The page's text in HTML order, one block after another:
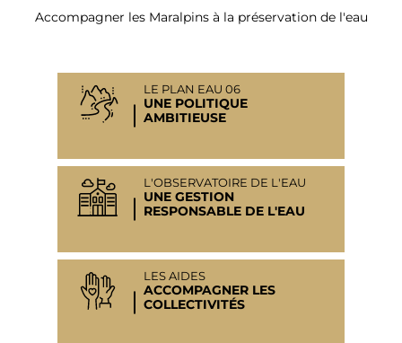
LE PLAN EAU 06
UNE POLITIQUE
AMBITIEUSE
L'OBSERVATOIRE DE L'EAU
UNE GESTION
RESPONSABLE DE L'EAU
LES AIDES
ACCOMPAGNER LES
COLLECTIVITÉS
Accompagner les Maralpins à la préservation de l'eau